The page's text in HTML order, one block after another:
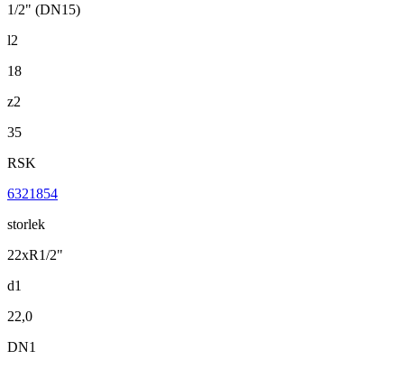
1/2" (DN15)
l2
18
z2
35
RSK
6321854
storlek
22xR1/2"
d1
22,0
DN1